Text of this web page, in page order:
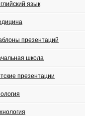
язык
презентаций
школа
презентации